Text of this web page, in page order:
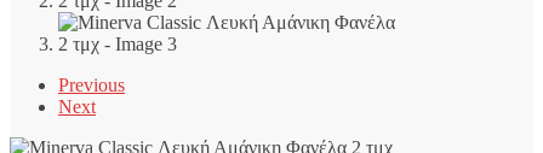
Previous
Next